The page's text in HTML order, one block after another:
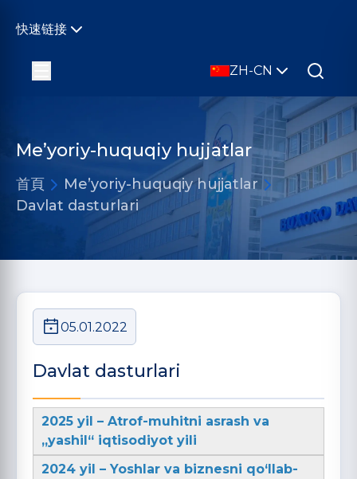
快速链接
ZH-CN
Me’yoriy-huquqiy hujjatlar
首頁
Me’yoriy-huquqiy hujjatlar
Davlat dasturlari
05.01.2022
Davlat dasturlari
2025 yil – Atrof-muhitni asrash va
„yashil“ iqtisodiyot yili
2024 yil – Yoshlar va biznesni qo‘llab-